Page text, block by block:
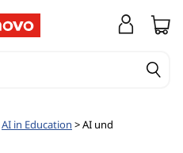
AI in Education > AI und